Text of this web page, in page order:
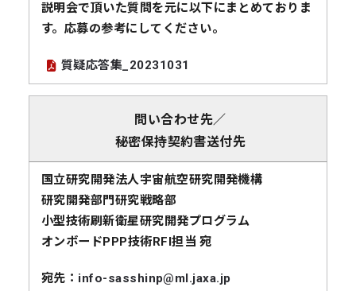
説明会で頂いた質問を元に以下にまとめておりま
す。 応募の参考にしてください。
質疑応答集_20231031
問い合わせ先／
秘密保持契約書送付先
国立研究開発法人宇宙航空研究開発機構
研究開発部門研究戦略部
小型技術刷新衛星研究開発プログラム
オンボードPPP技術RFI担当 宛
宛先： info-sasshinp@ml.jaxa.jp